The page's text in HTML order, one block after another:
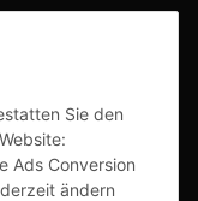
Sie den
Ads Conversion
ändern